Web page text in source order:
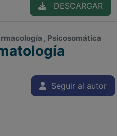
DESCARGAR
, Psicosomática
Seguir al autor